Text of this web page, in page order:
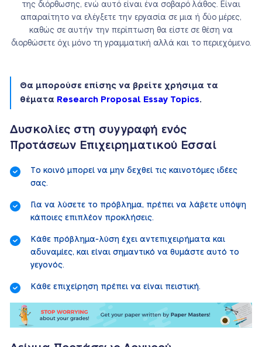
της διόρθωσης, ενώ αυτό είναι ένα σοβαρό λάθος. Είναι
απαραίτητο να ελέγξετε την εργασία σε μια ή δύο μέρες,
καθώς σε αυτήν την περίπτωση θα είστε σε θέση να
διορθώσετε όχι μόνο τη γραμματική αλλά και το περιεχόμενο.
Θα μπορούσε επίσης να βρείτε χρήσιμα τα
θέματα Research Proposal Essay Topics.
Δυσκολίες στη συγγραφή ενός
Προτάσεων Επιχειρηματικού Εσσαί
Το κοινό μπορεί να μην δεχθεί τις καινοτόμες ιδέες
σας.
Για να λύσετε το πρόβλημα, πρέπει να λάβετε υπόψη
κάποιες επιπλέον προκλήσεις.
Κάθε πρόβλημα-λύση έχει αντεπιχειρήματα και
αδυναμίες, και είναι σημαντικό να θυμάστε αυτό το
γεγονός.
Κάθε επιχείρηση πρέπει να είναι πειστική.